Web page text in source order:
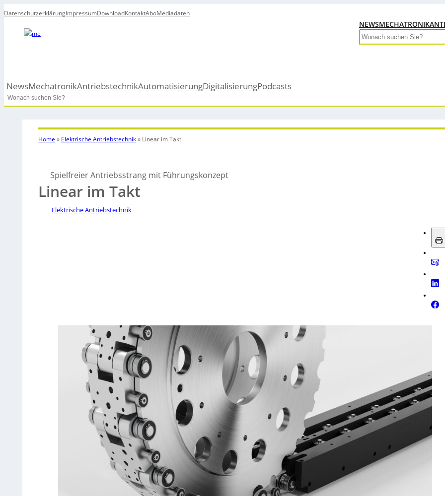
DatenschutzerklärungImpressumDownloadKontaktAboMediadaten
NEWSMECHATRONIK
Search
NewsMechatronikAntriebstechnikAutomatisierungDigitalisierungPodcasts
Search
Home » Elektrische Antriebstechnik» Linear im Takt
Spielfreier Antriebsstrang mit Führungskonzept
Linear im Takt
Elektrische Antriebstechnik